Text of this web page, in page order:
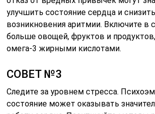
улучшить состояние сердца и
возникновения аритмии. Включите в
больше овощей, фруктов и
омега-3 жирными кислотами.
СОВЕТ №3
Следите за уровнем стресса.
состояние может оказывать